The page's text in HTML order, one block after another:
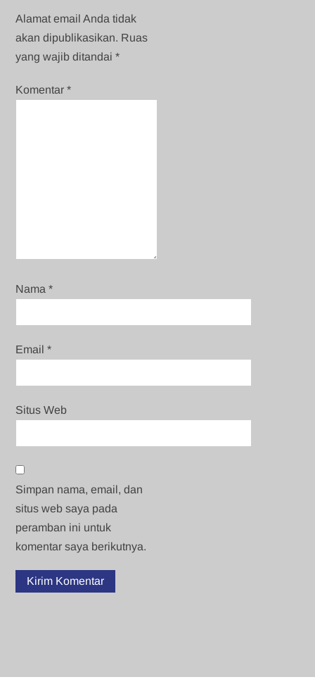
Alamat email Anda tidak
akan dipublikasikan. Ruas
yang wajib ditandai*
Komentar*
Nama*
Email*
Situs Web
Simpan nama, email, dan
situs web saya pada
peramban ini untuk
komentar saya berikutnya.